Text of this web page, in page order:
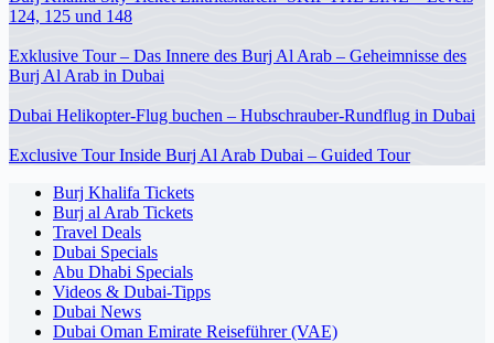
124, 125 und 148
Exklusive Tour – Das Innere des Burj Al Arab – Geheimnisse des
Burj Al Arab in Dubai
Dubai Helikopter-Flug buchen – Hubschrauber-Rundflug in Dubai
Exclusive Tour Inside Burj Al Arab Dubai – Guided Tour
Burj Khalifa Tickets
Burj al Arab Tickets
Travel Deals
Dubai Specials
Abu Dhabi Specials
Videos & Dubai-Tipps
Dubai News
Dubai Oman Emirate Reiseführer (VAE)